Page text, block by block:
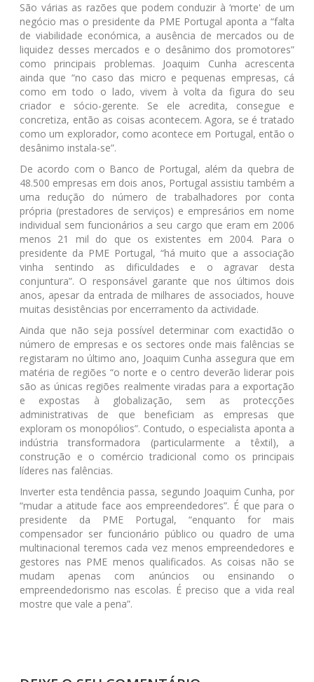
São várias as razões que podem conduzir à ‘morte' de um
negócio mas o presidente da PME Portugal aponta a “falta
de viabilidade económica, a ausência de mercados ou de
liquidez desses mercados e o desânimo dos promotores”
como principais problemas. Joaquim Cunha acrescenta
ainda que “no caso das micro e pequenas empresas, cá
como em todo o lado, vivem à volta da figura do seu
criador e sócio-gerente. Se ele acredita, consegue e
concretiza, então as coisas acontecem. Agora, se é tratado
como um explorador, como acontece em Portugal, então o
desânimo instala-se”.
De acordo com o Banco de Portugal, além da quebra de
48.500 empresas em dois anos, Portugal assistiu também a
uma redução do número de trabalhadores por conta
própria (prestadores de serviços) e empresários em nome
individual sem funcionários a seu cargo que eram em 2006
menos 21 mil do que os existentes em 2004. Para o
presidente da PME Portugal, “há muito que a associação
vinha sentindo as dificuldades e o agravar desta
conjuntura”. O responsável garante que nos últimos dois
anos, apesar da entrada de milhares de associados, houve
muitas desistências por encerramento da actividade.
Ainda que não seja possível determinar com exactidão o
número de empresas e os sectores onde mais falências se
registaram no último ano, Joaquim Cunha assegura que em
matéria de regiões “o norte e o centro deverão liderar pois
são as únicas regiões realmente viradas para a exportação
e expostas à globalização, sem as protecções
administrativas de que beneficiam as empresas que
exploram os monopólios”. Contudo, o especialista aponta a
indústria transformadora (particularmente a têxtil), a
construção e o comércio tradicional como os principais
líderes nas falências.
Inverter esta tendência passa, segundo Joaquim Cunha, por
“mudar a atitude face aos empreendedores”. É que para o
presidente da PME Portugal, “enquanto for mais
compensador ser funcionário público ou quadro de uma
multinacional teremos cada vez menos empreendedores e
gestores nas PME menos qualificados. As coisas não se
mudam apenas com anúncios ou ensinando o
empreendedorismo nas escolas. É preciso que a vida real
mostre que vale a pena”.